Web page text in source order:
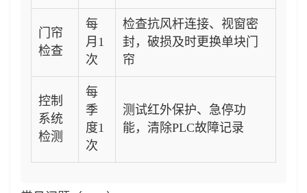
门帘
检查
每
月1
次
检查抗风杆连接、视窗密
封，破损及时更换单块门
帘
控制
系统
检测
每
季
度1
次
测试红外保护、急停功
能，清除PLC故障记录